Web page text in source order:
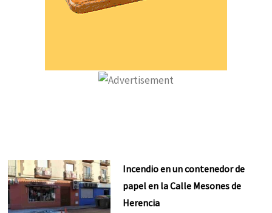
Incendio en un contenedor de
papel en la Calle Mesones de
Herencia